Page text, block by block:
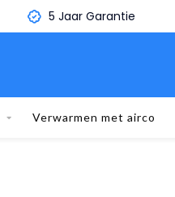
5 Jaar Garantie
Verwarmen met airco